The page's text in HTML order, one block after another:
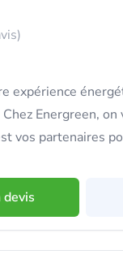
expérience
Energreen,
vos partenaires
devis